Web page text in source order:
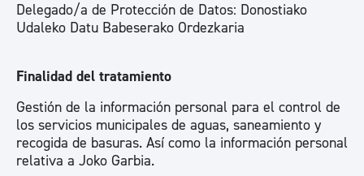
Delegado/a de Protección de Datos: Donostiako
Udaleko Datu Babeserako Ordezkaria
Finalidad del tratamiento
Gestión de la información personal para el control de
los servicios municipales de aguas, saneamiento y
recogida de basuras. Así como la información personal
relativa a Joko Garbia.